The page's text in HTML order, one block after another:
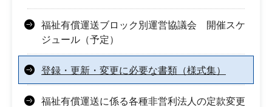
福祉有償運送ブロック別運営協議会 開催スケ
ジュール（予定）
登録・更新・変更に必要な書類（様式集）
福祉有償運送に係る各種非営利法人の定款変更